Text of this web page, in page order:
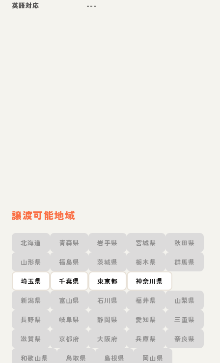
英語対応 ---
譲渡可能地域
北海道 青森県 岩手県 宮城県 秋田県
山形県 福島県 茨城県 栃木県 群馬県
埼玉県 千葉県 東京都 神奈川県
新潟県 富山県 石川県 福井県 山梨県
長野県 岐阜県 静岡県 愛知県 三重県
滋賀県 京都府 大阪府 兵庫県 奈良県
和歌山県 鳥取県 島根県 岡山県